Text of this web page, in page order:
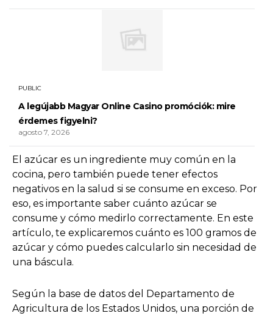
El azúcar es un ingrediente muy común en la
cocina, pero también puede tener efectos
negativos en la salud si se consume en exceso. Por
eso, es importante saber cuánto azúcar se
consume y cómo medirlo correctamente. En este
artículo, te explicaremos cuánto es 100 gramos de
azúcar y cómo puedes calcularlo sin necesidad de
una báscula.
Según la base de datos del Departamento de
Agricultura de los Estados Unidos, una porción de
PUBLIC
A legújabb Magyar Online Casino promóciók: mire
érdemes figyelni?
agosto 7, 2026